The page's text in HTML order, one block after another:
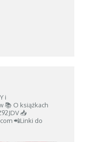
i
📚 O książkach
📥
📲Linki do